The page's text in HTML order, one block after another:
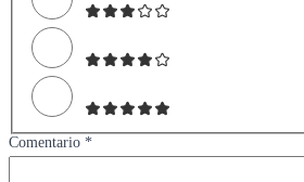
Comentario *